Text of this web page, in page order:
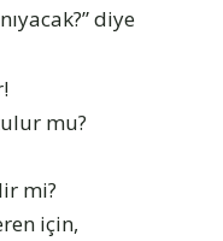
diye
mu?
mi?
için,